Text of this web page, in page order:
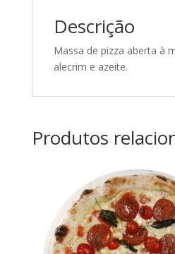
Descrição
Massa de pizza aberta à
alecrim e azeite.
Produtos